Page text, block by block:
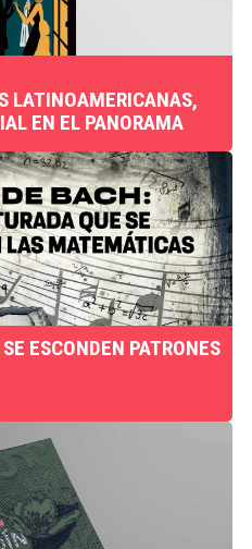
LATINOAMERICANAS,
EN EL PANORAMA
ESCONDEN PATRONES